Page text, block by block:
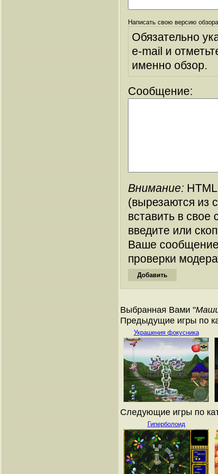
Написать свою версию
Обязательно
e-mail и
именно обзор.
Сообщение:
Внимание:
(вырезаются из
вставить в
введите или
Ваше
проверки
Выбранная Вами "
Предыдущие игры по
Украшения фокусника
Следующие игры по
Гиперболоид